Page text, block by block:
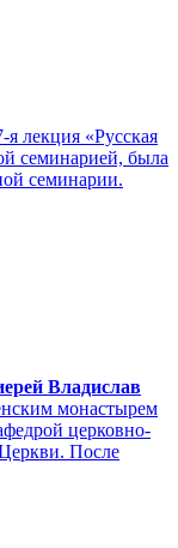
я лекция «Русская
семинарией, была
семинарии.
Владислав
монастырем
церковно-
После